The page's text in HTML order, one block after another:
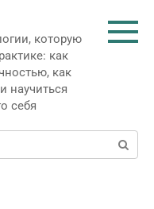
которую
как
как
научиться
себя